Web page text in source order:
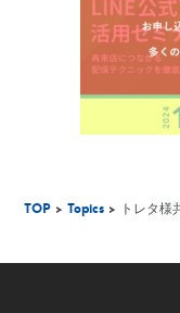
TOP >Topics > トレタ様